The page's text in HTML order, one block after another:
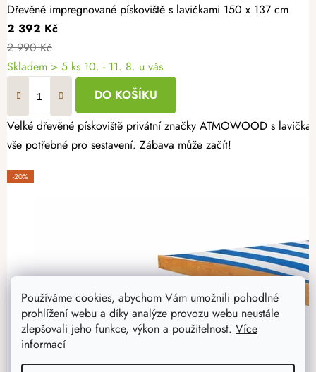
Používáme cookies, abychom Vám umožnili pohodlné
prohlížení webu a díky analýze provozu webu neustále
zlepšovali jeho funkce, výkon a použitelnost. Více
informací
Dřevěné impregnované pískoviště s lavičkami 150 x 137 cm
2 392 Kč
2 990 Kč
Skladem > 5 ks 10. - 11. 8. u vás
DO KOŠÍKU
Velké dřevěné pískoviště privátní značky ATMOWOOD s
vše potřebné pro sestavení. Zábava může začít!
-20%